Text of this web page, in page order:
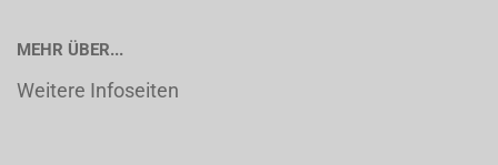
MEHR ÜBER...
Weitere Infoseiten